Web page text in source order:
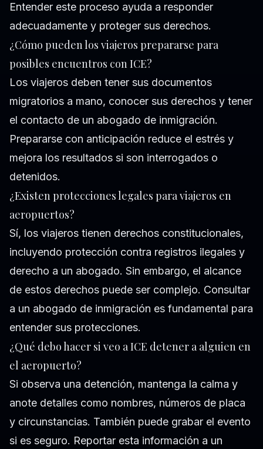
Entender este proceso ayuda a responder
adecuadamente y proteger sus derechos.
¿Cómo pueden los viajeros prepararse para
posibles encuentros con ICE?
Los viajeros deben tener sus documentos
migratorios a mano, conocer sus derechos y tener
el contacto de un abogado de inmigración.
Prepararse con anticipación reduce el estrés y
mejora los resultados si son interrogados o
detenidos.
¿Existen protecciones legales para viajeros en
aeropuertos?
Sí, los viajeros tienen derechos constitucionales,
incluyendo protección contra registros ilegales y
derecho a un abogado. Sin embargo, el alcance
de estos derechos puede ser complejo. Consultar
a un abogado de inmigración es fundamental para
entender sus protecciones.
¿Qué debo hacer si veo a ICE detener a alguien en
el aeropuerto?
Si observa una detención, mantenga la calma y
anote detalles como nombres, números de placa
y circunstancias. También puede grabar el evento
si es seguro. Reportar esta información a un